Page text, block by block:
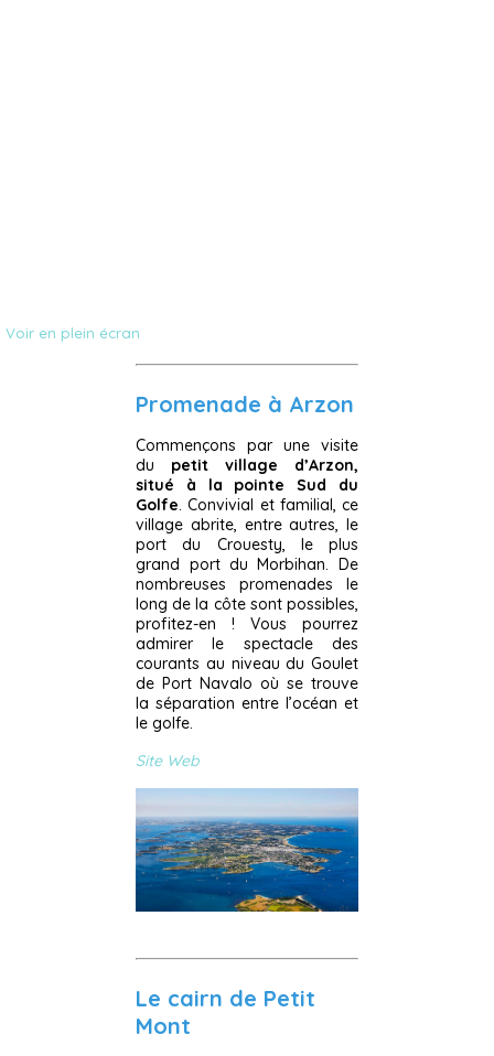
Voir en plein écran
Promenade à Arzon
Commençons par une visite
du petit village d’Arzon,
situé à la pointe Sud du
Golfe. Convivial et familial, ce
village abrite, entre autres, le
port du Crouesty, le plus
grand port du Morbihan. De
nombreuses promenades le
long de la côte sont possibles,
profitez-en ! Vous pourrez
admirer le spectacle des
courants au niveau du Goulet
de Port Navalo où se trouve
la séparation entre l’océan et
le golfe.
Site Web
Le cairn de Petit
Mont